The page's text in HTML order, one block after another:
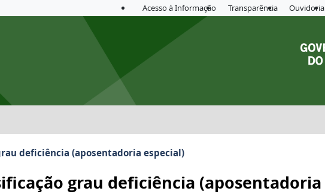
Acesso à Informação Transparência Ouvidoria
deficiência (aposentadoria especial)
grau deficiência (aposentadoria